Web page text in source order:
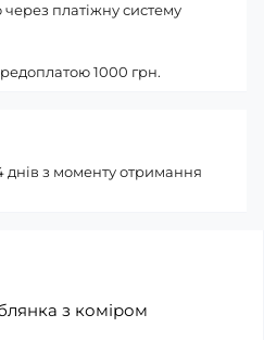
з коміром
платіжну систему
1000 грн.
з моменту отримання